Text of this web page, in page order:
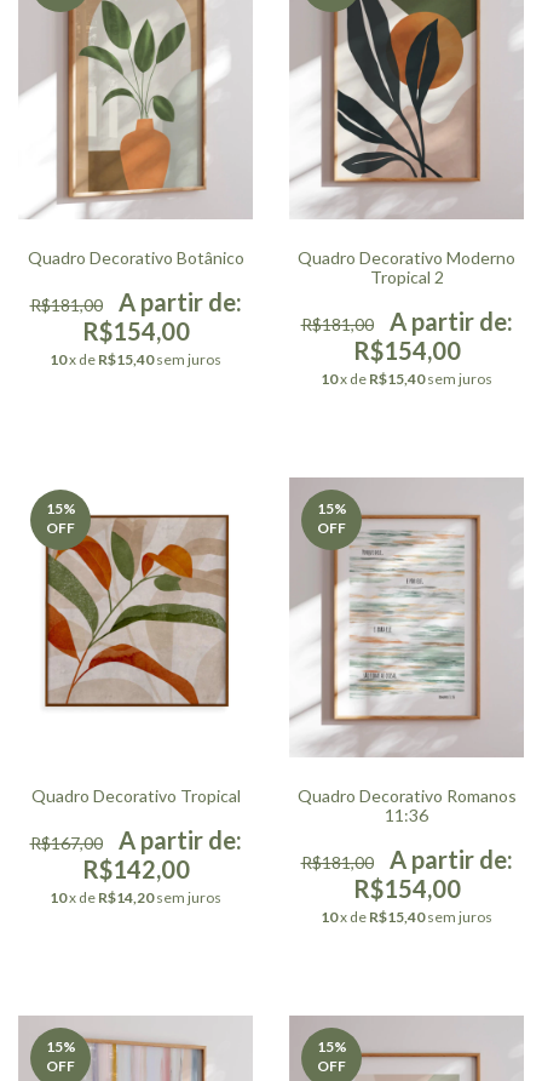
Quadro Decorativo Botânico
R$181,00
R$154,00
10x de R$15,40 sem juros
Quadro Decorativo Moderno
Tropical 2
R$181,00
R$154,00
10x de R$15,40 sem juros
15%
OFF
Quadro Decorativo Tropical
R$167,00
R$142,00
10x de R$14,20 sem juros
15%
OFF
Quadro Decorativo Romanos
11:36
R$181,00
R$154,00
10x de R$15,40 sem juros
15%
OFF
15%
OFF